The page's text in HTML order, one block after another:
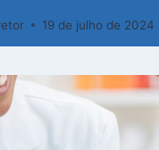
19 de julho de 2024